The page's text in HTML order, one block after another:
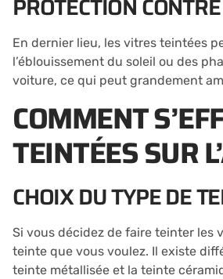
En dernier lieu, les vitres teintées
l’éblouissement du soleil ou des
voiture, ce qui peut grandement
COMMENT
TEINTÉES SUR
CHOIX DU TYPE DE
Si vous décidez de faire teinter les
teinte que vous voulez. Il existe
teinte métallisée et la teinte